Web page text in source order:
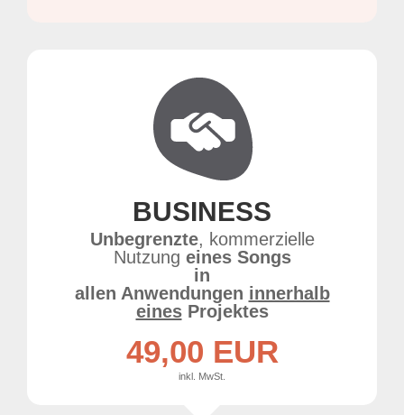
BUSINESS
Unbegrenzte, kommerzielle
Nutzung eines Songs
in
allen Anwendungen innerhalb
einesProjektes
49,00 EUR
inkl. MwSt.